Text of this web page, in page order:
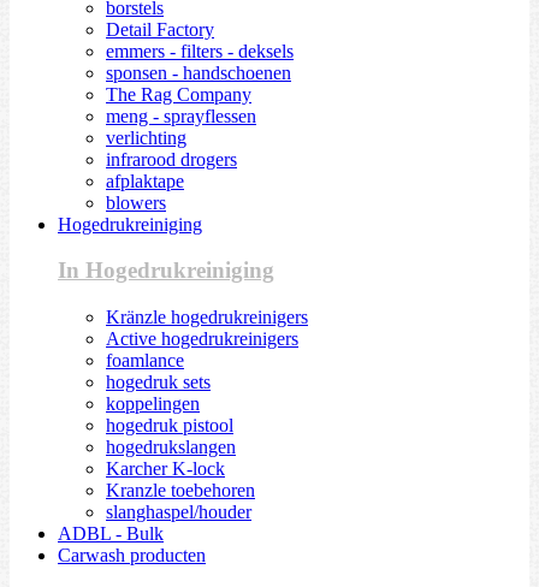
borstels
Detail Factory
emmers - filters - deksels
sponsen - handschoenen
The Rag Company
meng - sprayflessen
verlichting
infrarood drogers
afplaktape
blowers
Hogedrukreiniging
In Hogedrukreiniging
Kränzle hogedrukreinigers
Active hogedrukreinigers
foamlance
hogedruk sets
koppelingen
hogedruk pistool
hogedrukslangen
Karcher K-lock
Kranzle toebehoren
slanghaspel/houder
ADBL - Bulk
Carwash producten